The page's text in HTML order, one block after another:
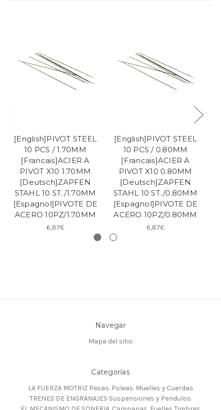
[English]PIVOT STEEL
10 PCS / 1.70MM
[Francais]ACIER A
PIVOT X10 1.70MM
[Deutsch]ZAPFEN
STAHL 10 ST./1.70MM
[Espagnol]PIVOTE DE
ACERO 10PZ/1.70MM
6,87€
[English]PIVOT STEEL
10 PCS / 0.80MM
[Francais]ACIER A
PIVOT X10 0.80MM
[Deutsch]ZAPFEN
STAHL 10 ST./0.80MM
[Espagnol]PIVOTE DE
ACERO 10PZ/0.80MM
6,87€
Navegar
Mapa del sitio
Categorías
LA FUERZA MOTRIZ Pesas. Poleas. Muelles y Cuerdas
TRENES DE ENGRANAJES Suspensiones y Pendulos.